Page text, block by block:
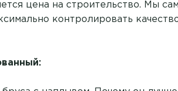
цена на строительство. Мы
контролировать